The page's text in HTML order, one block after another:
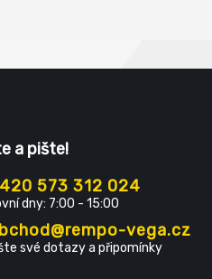
a pište!
573 312 024
dny: 7:00 - 15:00
vega.cz
své dotazy a připomínky